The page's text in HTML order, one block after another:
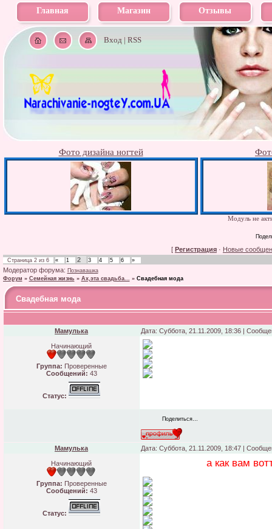
Главная Магазин Отзывы
Вход| RSS
Фото дизайна ногтей
Модуль не
[ Регистрация · Новые
Страница 2из 6 « 1 2 3 4 5 6 »
Модератор форума: Познавашка
Форум » Семейная жизнь » Ах,эта свадьба... » Свадебная мода
Свадебная мода
Мамулька Дата: Суббота, 21.11.2009, 18:36 |
Начинающий
Группа: Проверенные
Сообщений: 43
Статус:
Поделиться…
Мамулька Дата: Суббота, 21.11.2009, 18:47 |
Начинающий
Группа: Проверенные
Сообщений: 43
Статус:
а как вам